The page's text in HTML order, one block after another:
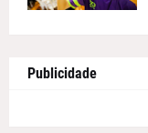
Publicidade